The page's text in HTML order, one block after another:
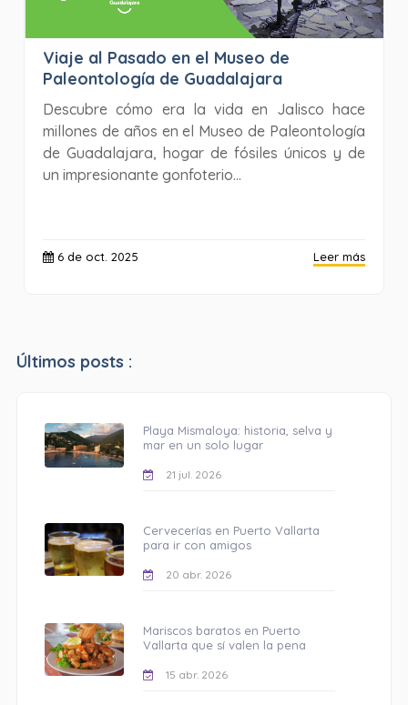
Viaje al Pasado en el Museo de
Paleontología de Guadalajara
Descubre cómo era la vida en Jalisco hace
millones de años en el Museo de Paleontología
de Guadalajara, hogar de fósiles únicos y de
un impresionante gonfoterio...
6 de oct. 2025 Leer más
Últimos posts :
Playa Mismaloya: historia, selva y
mar en un solo lugar
21 jul. 2026
Cervecerías en Puerto Vallarta
para ir con amigos
20 abr. 2026
Mariscos baratos en Puerto
Vallarta que sí valen la pena
15 abr. 2026